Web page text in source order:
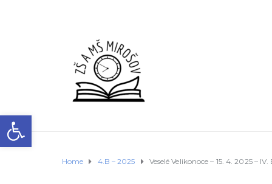
Open toolbar
Home 4.B – 2025 Veselé Velikonoce – 15. 4. 2025 – IV.